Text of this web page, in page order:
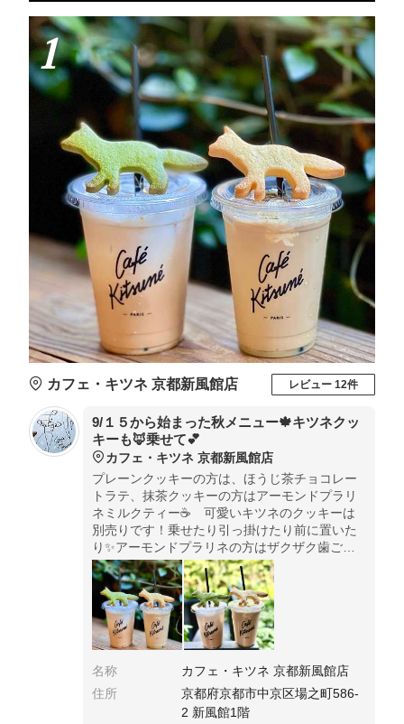
1
カフェ・キツネ 京都新風館店 レビュー 12件
9/１５から始まった秋メニュー🍁キツネクッ
キーも🦊乗せて💕
カフェ・キツネ 京都新風館店
プレーンクッキーの方は、ほうじ茶チョコレー
トラテ、抹茶クッキーの方はアーモンドプラリ
ネミルクティー☕️ 可愛いキツネのクッキーは
別売りです！乗せたり引っ掛けたり前に置いた
り✨アーモンドプラリネの方はザクザク歯ごた
えが楽しめるよ！
名称
カフェ・キツネ 京都新風館店
住所
京都府京都市中京区場之町586-
2 新風館1階